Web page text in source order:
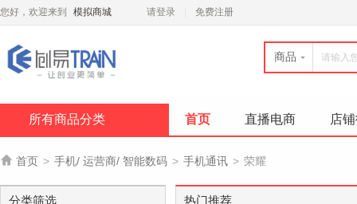
您好，欢迎来到 模拟商城 请登录 免费注册
商品
所有商品分类 首页 直播电商 店
 首页 > 手机/ 运营商/ 智能数码 > 手机通讯 > 荣耀
分类筛选 热门推荐